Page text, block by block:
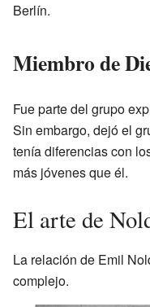
Berlín.
Miembro de
Fue parte del grupo
Sin embargo, dejó el
tenía diferencias con
más jóvenes que él.
El arte de
La relación de Emil
complejo.